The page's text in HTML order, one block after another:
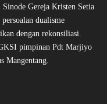
Gereja Kristen Setia
dualisme
dengan rekonsiliasi.
pimpinan Pdt Marjiyo
Mangentang.